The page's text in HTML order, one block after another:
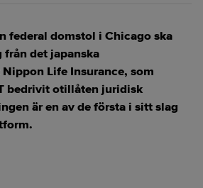
federal domstol i Chicago ska
från det japanska
Life Insurance, som
bedrivit otillåten juridisk
är en av de första i sitt slag